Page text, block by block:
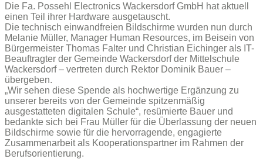
Die Fa. Possehl Electronics Wackersdorf GmbH hat aktuell
einen Teil ihrer Hardware ausgetauscht.
Die technisch einwandfreien Bildschirme wurden nun durch
Melanie Müller, Manager Human Resources, im Beisein von
Bürgermeister Thomas Falter und Christian Eichinger als IT-
Beauftragter der Gemeinde Wackersdorf der Mittelschule
Wackersdorf – vertreten durch Rektor Dominik Bauer –
übergeben.
„Wir sehen diese Spende als hochwertige Ergänzung zu
unserer bereits von der Gemeinde spitzenmäßig
ausgestatteten digitalen Schule“, resümierte Bauer und
bedankte sich bei Frau Müller für die Überlassung der neuen
Bildschirme sowie für die hervorragende, engagierte
Zusammenarbeit als Kooperationspartner im Rahmen der
Berufsorientierung.